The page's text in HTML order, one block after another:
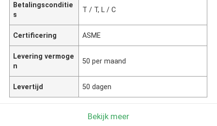
Betalingsconditie
s
T / T, L / C
Certificering ASME
Levering vermoge
n
50 per maand
Levertijd 50 dagen
Bekijk meer